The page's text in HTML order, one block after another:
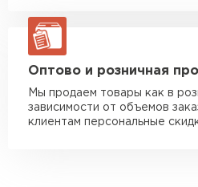
макс. длина груза 13,5 м
ЗАКАЗАТЬ С
Оптово и розничная
Мы продаем товары как в
зависимости от объемов
клиентам персональные